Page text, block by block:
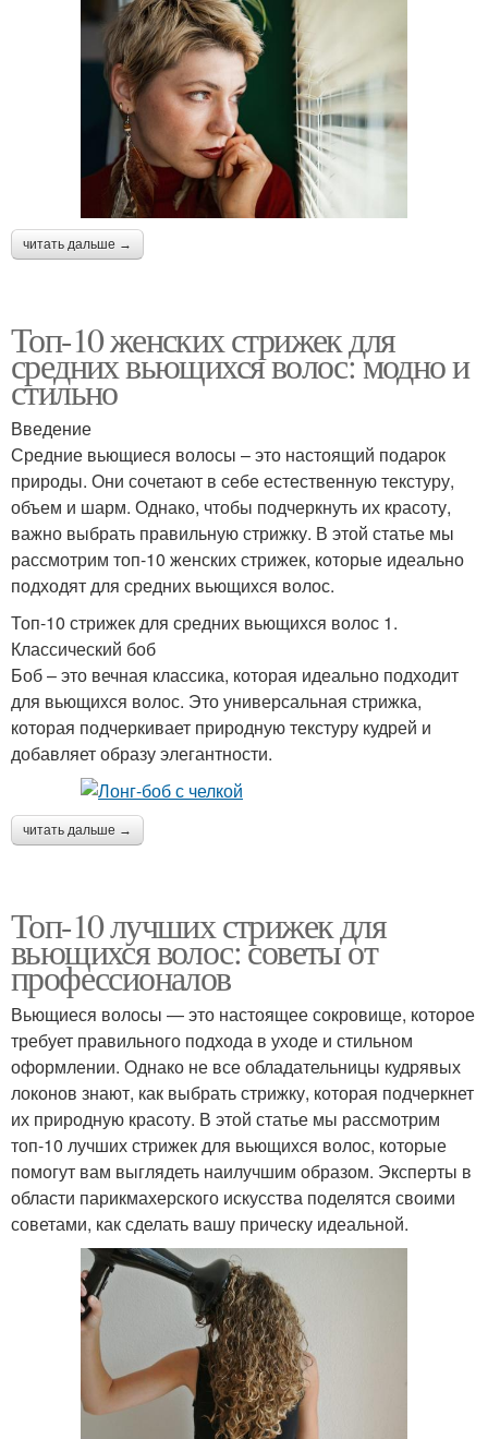
читать дальше →
Топ-10 женских стрижек для
средних вьющихся волос: модно и
стильно
Введение
Средние вьющиеся волосы – это настоящий подарок
природы. Они сочетают в себе естественную текстуру,
объем и шарм. Однако, чтобы подчеркнуть их красоту,
важно выбрать правильную стрижку. В этой статье мы
рассмотрим топ-10 женских стрижек, которые идеально
подходят для средних вьющихся волос.
Топ-10 стрижек для средних вьющихся волос 1.
Классический боб
Боб – это вечная классика, которая идеально подходит
для вьющихся волос. Это универсальная стрижка,
которая подчеркивает природную текстуру кудрей и
добавляет образу элегантности.
читать дальше →
Топ-10 лучших стрижек для
вьющихся волос: советы от
профессионалов
Вьющиеся волосы — это настоящее сокровище, которое
требует правильного подхода в уходе и стильном
оформлении. Однако не все обладательницы кудрявых
локонов знают, как выбрать стрижку, которая подчеркнет
их природную красоту. В этой статье мы рассмотрим
топ-10 лучших стрижек для вьющихся волос, которые
помогут вам выглядеть наилучшим образом. Эксперты в
области парикмахерского искусства поделятся своими
советами, как сделать вашу прическу идеальной.